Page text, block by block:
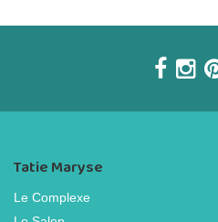
Tatie Maryse
Le Complexe